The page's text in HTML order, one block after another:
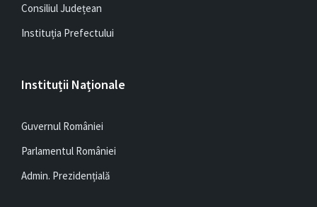
Consiliul Județean
Instituția Prefectului
Instituții Naționale
Guvernul României
Parlamentul României
Admin. Prezidențială